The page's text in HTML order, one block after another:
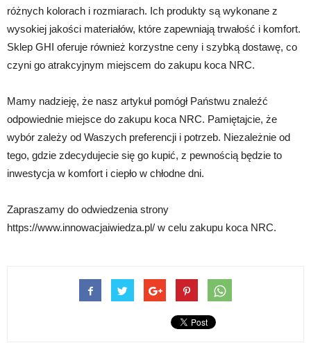
różnych kolorach i rozmiarach. Ich produkty są wykonane z
wysokiej jakości materiałów, które zapewniają trwałość i komfort.
Sklep GHI oferuje również korzystne ceny i szybką dostawę, co
czyni go atrakcyjnym miejscem do zakupu koca NRC.
Mamy nadzieję, że nasz artykuł pomógł Państwu znaleźć
odpowiednie miejsce do zakupu koca NRC. Pamiętajcie, że
wybór zależy od Waszych preferencji i potrzeb. Niezależnie od
tego, gdzie zdecydujecie się go kupić, z pewnością będzie to
inwestycja w komfort i ciepło w chłodne dni.
Zapraszamy do odwiedzenia strony
https://www.innowacjaiwiedza.pl/ w celu zakupu koca NRC.